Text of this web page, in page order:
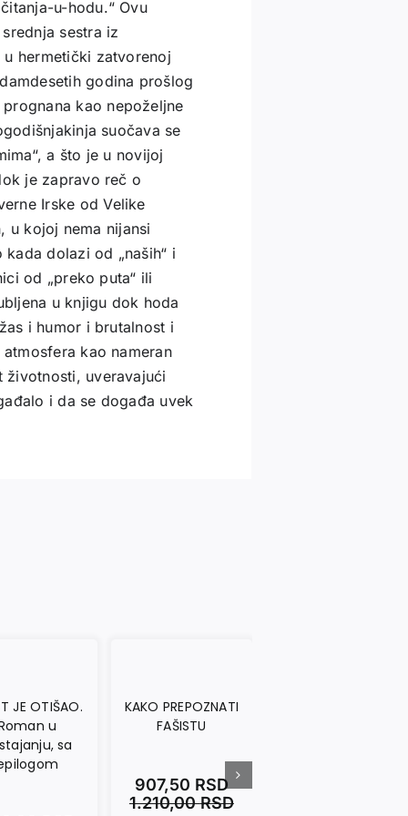
u-hodu.“ Ovu
sestra iz
hermetički zatvorenoj
godina prošlog
kao nepoželjne
suočava se
a što je u novijoj
je zapravo reč o
Irske od Velike
u kojoj nema nijansi
dolazi od „naših“ i
od „preko puta“ ili
u knjigu dok hoda
i humor i brutalnost i
kao nameran
uveravajući
i da se događa uvek
JE OTIŠAO.
u
sa
KAKO PREPOZNATI
FAŠISTU
1.210,00RSD
907,50 RSD